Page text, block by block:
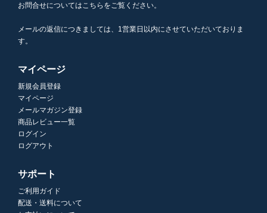
お問合せについてはこちらをご覧ください。
メールの返信につきましては、1営業日以内にさせていただいておりま
す。
マイページ
新規会員登録
マイページ
メールマガジン登録
商品レビュー一覧
ログイン
ログアウト
サポート
ご利用ガイド
配送・送料について